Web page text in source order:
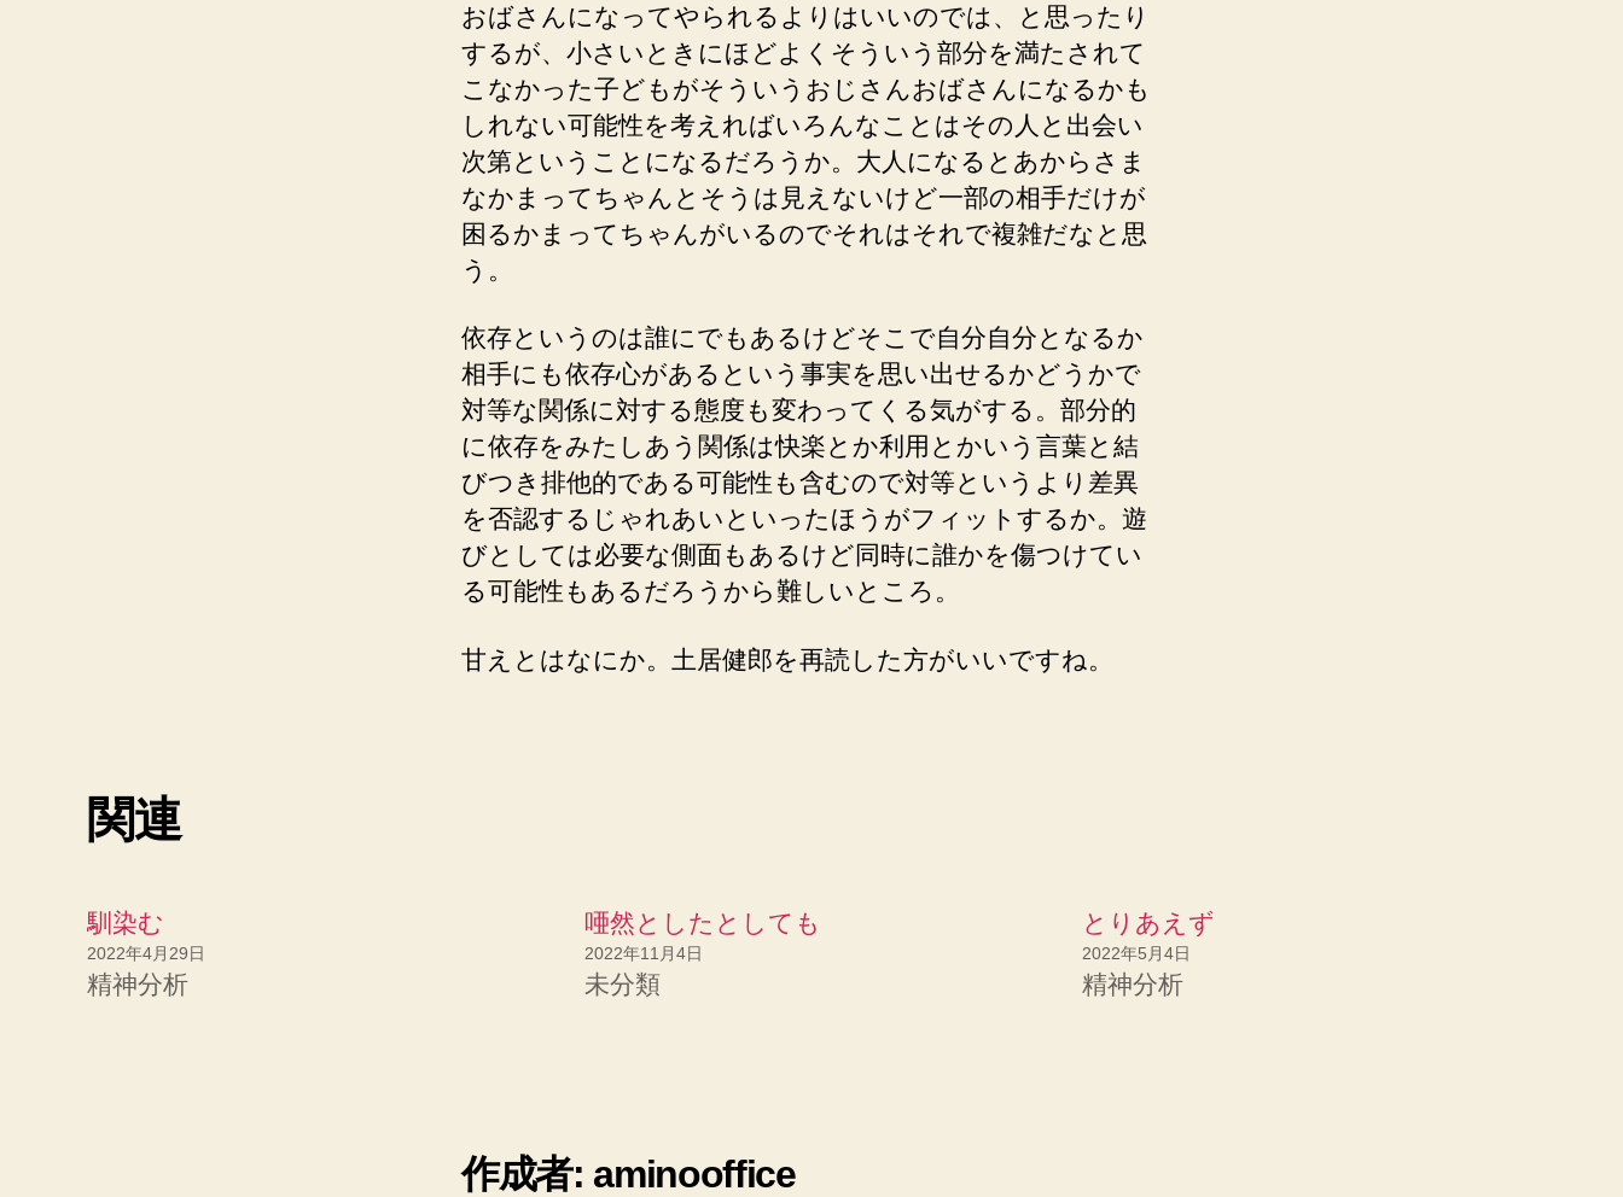
おばさんになってやられるよりはいいのでは、と思ったり
するが、小さいときにほどよくそういう部分を満たされて
こなかった子どもがそういうおじさんおばさんになるかも
しれない可能性を考えればいろんなことはその人と出会い
次第ということになるだろうか。大人になるとあからさま
なかまってちゃんとそうは見えないけど一部の相手だけが
困るかまってちゃんがいるのでそれはそれで複雑だなと思
う。
依存というのは誰にでもあるけどそこで自分自分となるか
相手にも依存心があるという事実を思い出せるかどうかで
対等な関係に対する態度も変わってくる気がする。部分的
に依存をみたしあう関係は快楽とか利用とかいう言葉と結
びつき排他的である可能性も含むので対等というより差異
を否認するじゃれあいといったほうがフィットするか。遊
びとしては必要な側面もあるけど同時に誰かを傷つけてい
る可能性もあるだろうから難しいところ。
甘えとはなにか。土居健郎を再読した方がいいですね。
関連
馴染む
2022年4月29日
精神分析
唖然としたとしても
2022年11月4日
未分類
とりあえず
2022年5月4日
精神分析
作成者: aminooffice